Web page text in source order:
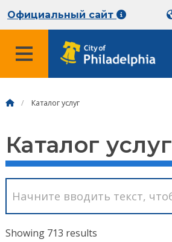
Официальный сайт
Каталог услуг
Каталог услуг
Showing 713 results